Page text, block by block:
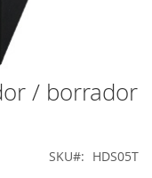
/ borrador
SKU HDS05T